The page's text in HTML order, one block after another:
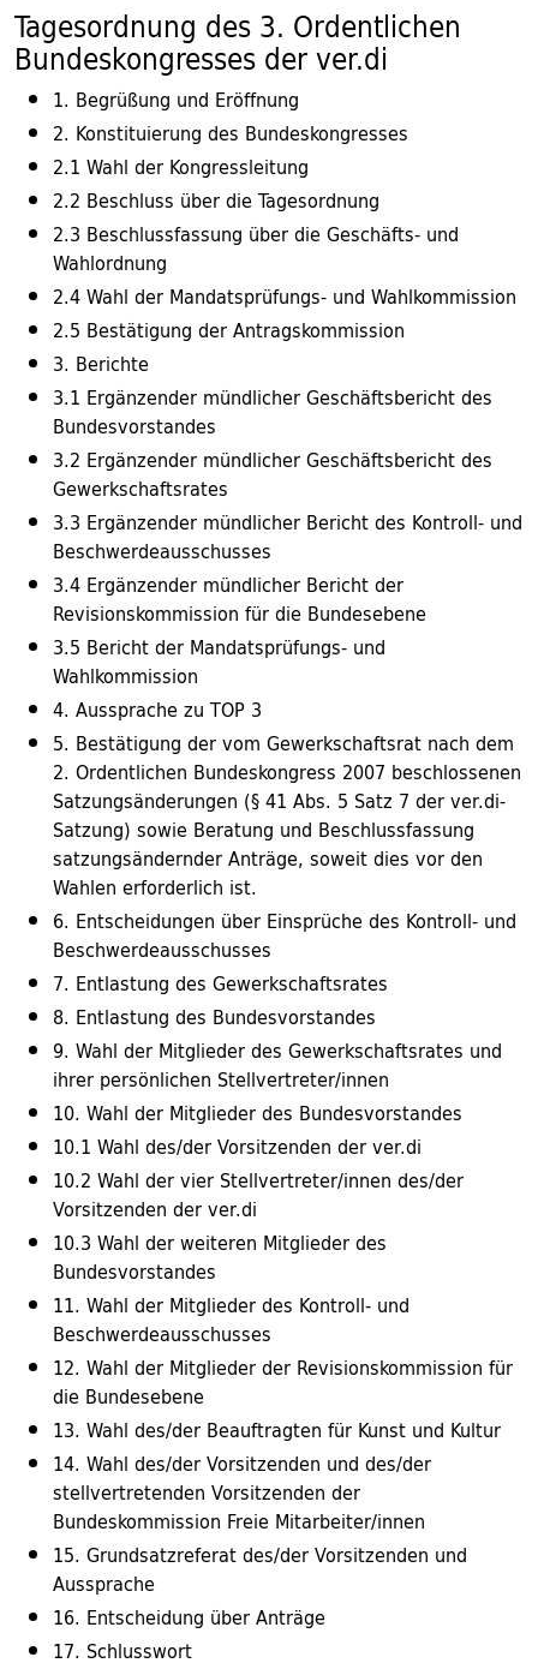
Tagesordnung des 3. Ordentlichen
Bundeskongresses der ver.di
1. Begrüßung und Eröffnung
2. Konstituierung des Bundeskongresses
2.1 Wahl der Kongressleitung
2.2 Beschluss über die Tagesordnung
2.3 Beschlussfassung über die Geschäfts- und
Wahlordnung
2.4 Wahl der Mandatsprüfungs- und Wahlkommission
2.5 Bestätigung der Antragskommission
3. Berichte
3.1 Ergänzender mündlicher Geschäftsbericht des
Bundesvorstandes
3.2 Ergänzender mündlicher Geschäftsbericht des
Gewerkschaftsrates
3.3 Ergänzender mündlicher Bericht des Kontroll- und
Beschwerdeausschusses
3.4 Ergänzender mündlicher Bericht der
Revisionskommission für die Bundesebene
3.5 Bericht der Mandatsprüfungs- und
Wahlkommission
4. Aussprache zu TOP 3
5. Bestätigung der vom Gewerkschaftsrat nach dem
2. Ordentlichen Bundeskongress 2007 beschlossenen
Satzungsänderungen (§ 41 Abs. 5 Satz 7 der ver.di-
Satzung) sowie Beratung und Beschlussfassung
satzungsändernder Anträge, soweit dies vor den
Wahlen erforderlich ist.
6. Entscheidungen über Einsprüche des Kontroll- und
Beschwerdeausschusses
7. Entlastung des Gewerkschaftsrates
8. Entlastung des Bundesvorstandes
9. Wahl der Mitglieder des Gewerkschaftsrates und
ihrer persönlichen Stellvertreter/innen
10. Wahl der Mitglieder des Bundesvorstandes
10.1 Wahl des/der Vorsitzenden der ver.di
10.2 Wahl der vier Stellvertreter/innen des/der
Vorsitzenden der ver.di
10.3 Wahl der weiteren Mitglieder des
Bundesvorstandes
11. Wahl der Mitglieder des Kontroll- und
Beschwerdeausschusses
12. Wahl der Mitglieder der Revisionskommission für
die Bundesebene
13. Wahl des/der Beauftragten für Kunst und Kultur
14. Wahl des/der Vorsitzenden und des/der
stellvertretenden Vorsitzenden der
Bundeskommission Freie Mitarbeiter/innen
15. Grundsatzreferat des/der Vorsitzenden und
Aussprache
16. Entscheidung über Anträge
17. Schlusswort